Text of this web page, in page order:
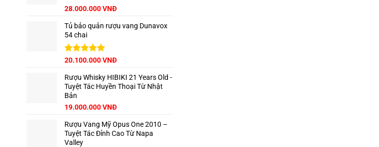
28.000.000VNĐ
Tủ bảo quản rượu vang Dunavox
54 chai
Được xếp
5 sao
Giá
là:
22.500.000 VNĐ.
20.100.000VNĐGiá
tại
là:
Rượu Whisky HIBIKI 21 Years Old -
Tuyệt Tác Huyền Thoại Từ Nhật
Bản
Giá
là:
22.000.000 VNĐ.
19.000.000VNĐGiá
tại
là:
Rượu Vang Mỹ Opus One 2010 –
Tuyệt Tác Đỉnh Cao Từ Napa
Valley